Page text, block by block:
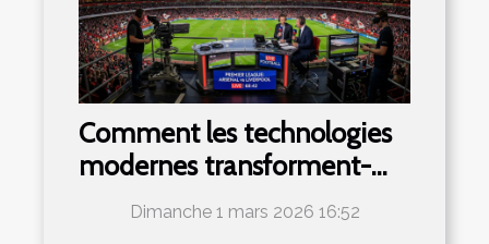
Comment les technologies
modernes transforment-
elles les diffusions de
Dimanche 1 mars 2026 16:52